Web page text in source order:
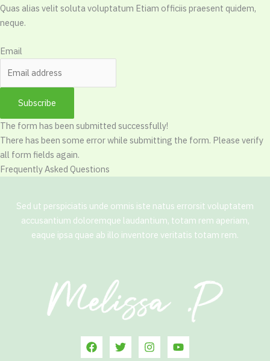
Quas alias velit soluta voluptatum Etiam officiis praesent quidem,
neque.
Email
Subscribe
The form has been submitted successfully!
There has been some error while submitting the form. Please verify
all form fields again.
Frequently Asked Questions
Sed ut perspiciatis unde omnis iste natus errorsit voluptatem
accusantium doloremque laudantium, totam rem aperiam,
eaque ipsa quae ab illo inventore veritatis totam rem.